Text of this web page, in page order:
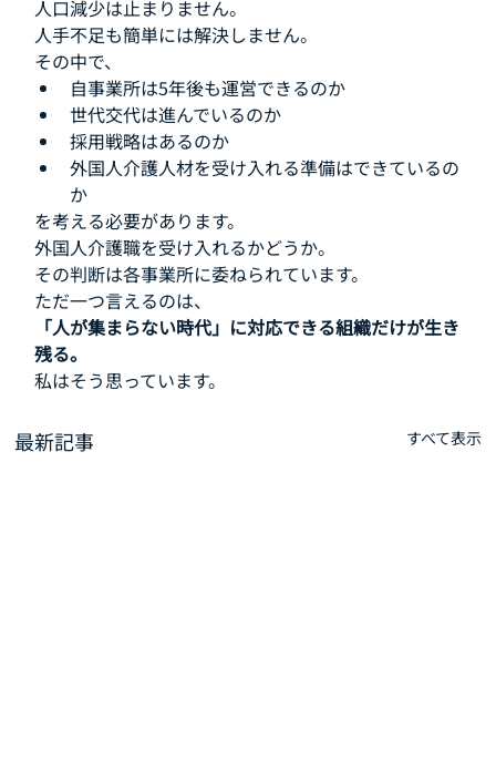
人口減少は止まりません。
人手不足も簡単には解決しません。
その中で、
自事業所は5年後も運営できるのか
世代交代は進んでいるのか
採用戦略はあるのか
外国人介護人材を受け入れる準備はできているの
か
を考える必要があります。
外国人介護職を受け入れるかどうか。
その判断は各事業所に委ねられています。
ただ一つ言えるのは、
「人が集まらない時代」に対応できる組織だけが生き
残る。
私はそう思っています。
最新記事 すべて表示